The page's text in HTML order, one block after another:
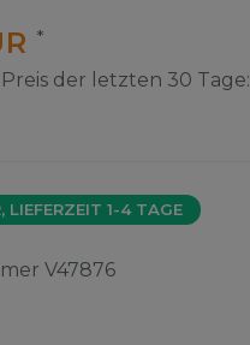
*
der letzten 30 Tage:
LIEFERZEIT 1-4 TAGE
V47876